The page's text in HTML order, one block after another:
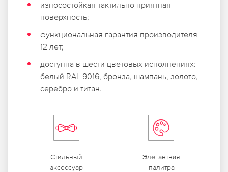
износостойкая тактильно приятная
поверхность;
функциональная гарантия производителя
12 лет;
доступна в шести цветовых исполнениях:
белый RAL 9016, бронза, шампань, золото,
серебро и титан.
Стильный
аксессуар
Элегантная
палитра